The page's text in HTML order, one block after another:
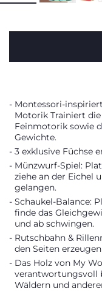
Montessori-
Motorik Trainiert
Feinmotorik sowie
Gewichte.
3 exklusive Füchse
Münzwurf-Spiel:
ziehe an der Eichel
gelangen.
Schaukel-Balance:
finde das
und ab schwingen.
Rutschbahn &
den Seiten
Das Holz von My
verantwortungsvoll
Wäldern und